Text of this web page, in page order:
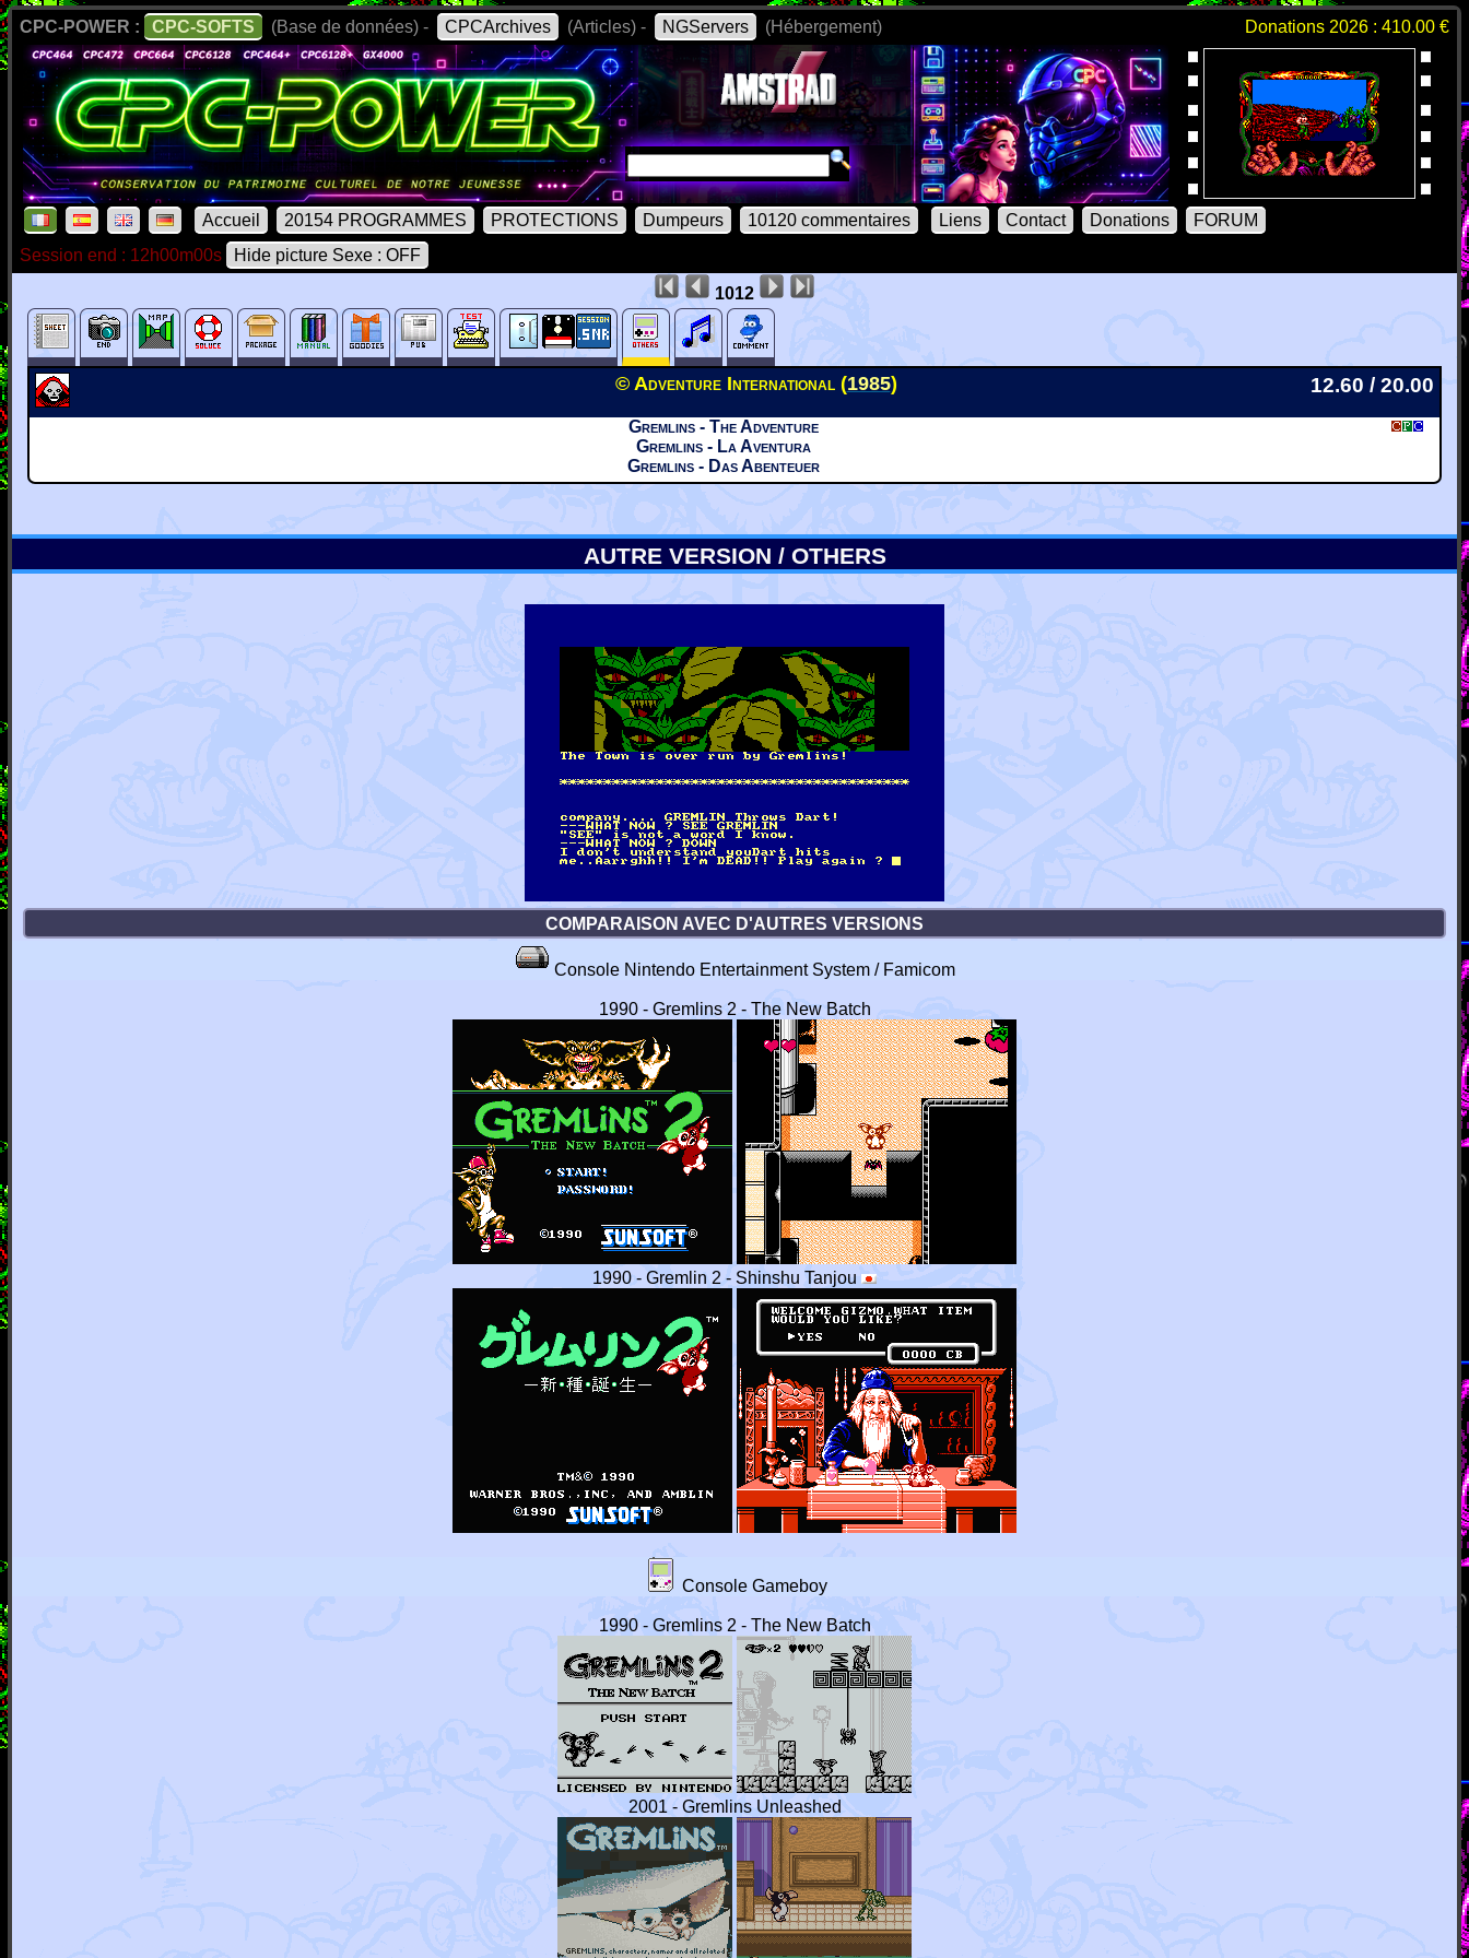
CPC-POWER : CPC-SOFTS (Base de données) - CPCArchives (Articles) - NGServers (Hébergement) Donations 2026 : 410.00 €
Accueil 20154 PROGRAMMES PROTECTIONS Dumpeurs 10120 commentaires Liens Contact Donations
FORUM
Session end : 12h00m00s
Hide picture Sexe : OFF
1012
© Adventure International (1985) 12.60 / 20.00
Gremlins - The Adventure
Gremlins - La Aventura
Gremlins - Das Abenteuer
AUTRE VERSION / OTHERS
COMPARAISON AVEC D'AUTRES VERSIONS
Console Nintendo Entertainment System / Famicom
1990 - Gremlins 2 - The New Batch
1990 - Gremlin 2 - Shinshu Tanjou
Console Gameboy
1990 - Gremlins 2 - The New Batch
2001 - Gremlins Unleashed